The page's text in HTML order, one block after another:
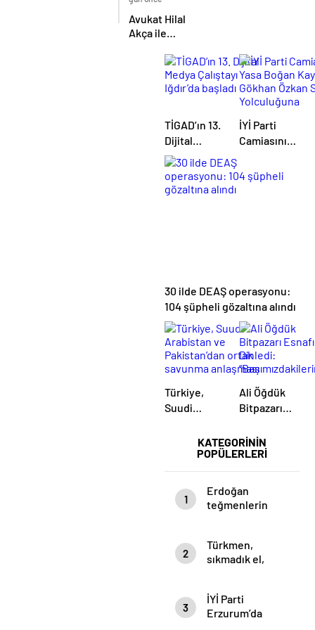
Birliği
protokolü
imzalandı
Avukat Hilal
Akça ile
Albayrak
dünya evine
KATEGORİNİN
POPÜLERLERİ
1
Erdoğan
teğmenlerin
konuştu: Burası
kendini
meydan değil
2
Türkmen,
sıkmadık el,
3
İYİ Parti
Erzurum’da
TİGAD’ın 13.
Dijital
Medya
Çalıştayı
Iğdır’da
İYİ Parti
Camiasını
Kayıp:
Gökhan
30 ilde DEAŞ operasyonu:
104 şüpheli gözaltına alındı
Türkiye,
Suudi
Pakistan’dan
ortak
savunma
anlaşması
Ali Öğdük
Bitpazarı
Dinledi:
Eli Her Daim
Cebimizde”